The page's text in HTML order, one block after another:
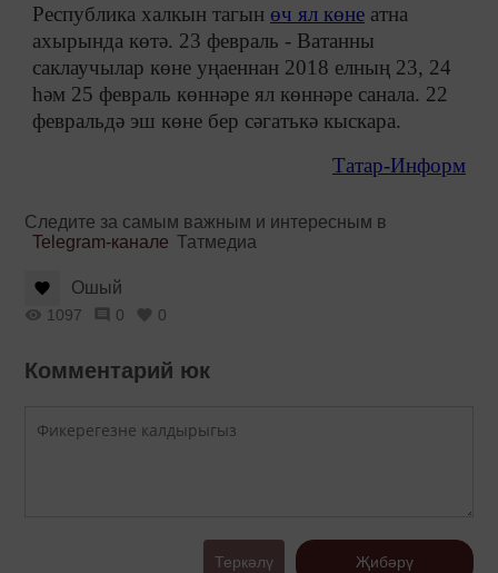
Республика халкын тагын өч ял көне атна
ахырында көтә. 23 февраль - Ватанны
саклаучылар көне уңаеннан 2018 елның 23, 24
һәм 25 февраль көннәре ял көннәре санала. 22
февральдә эш көне бер сәгатькә кыскара.
Татар-Информ
Следите за самым важным и интересным в
Telegram-канале Татмедиа
Ошый
1097 0 0
Комментарий юк
Теркәлү Җибәрү